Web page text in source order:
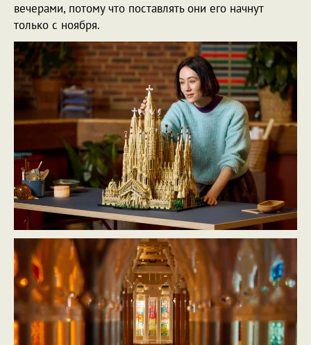
вечерами, потому что поставлять они его начнут
только с ноября.